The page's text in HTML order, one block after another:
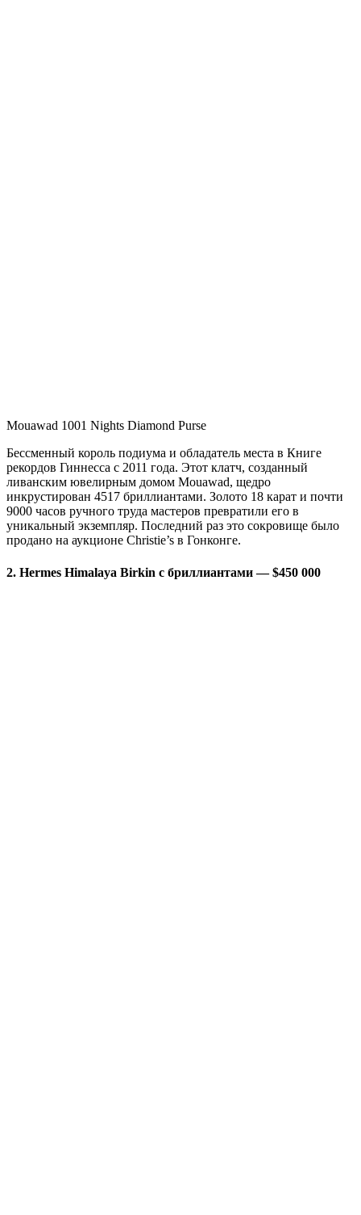
Mouawad 1001 Nights Diamond Purse
Бессменный король подиума и обладатель места в Книге
рекордов Гиннесса с 2011 года. Этот клатч, созданный
ливанским ювелирным домом Mouawad, щедро
инкрустирован 4517 бриллиантами. Золото 18 карат и почти
9000 часов ручного труда мастеров превратили его в
уникальный экземпляр. Последний раз это сокровище было
продано на аукционе Christie’s в Гонконге.
2. Hermes Himalaya Birkin с бриллиантами — $450 000